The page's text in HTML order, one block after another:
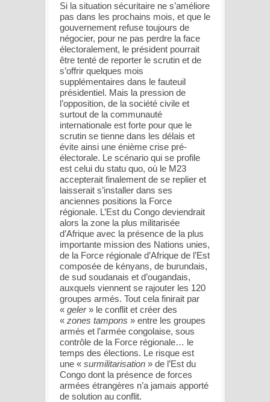
Si la situation sécuritaire ne s’améliore
pas dans les prochains mois, et que le
gouvernement refuse toujours de
négocier, pour ne pas perdre la face
électoralement, le président pourrait
être tenté de reporter le scrutin et de
s’offrir quelques mois
supplémentaires dans le fauteuil
présidentiel. Mais la pression de
l’opposition, de la société civile et
surtout de la communauté
internationale est forte pour que le
scrutin se tienne dans les délais et
évite ainsi une énième crise pré-
électorale. Le scénario qui se profile
est celui du statu quo, où le M23
accepterait finalement de se replier et
laisserait s’installer dans ses
anciennes positions la Force
régionale. L’Est du Congo deviendrait
alors la zone la plus militarisée
d’Afrique avec la présence de la plus
importante mission des Nations unies,
de la Force régionale d’Afrique de l’Est
composée de kényans, de burundais,
de sud soudanais et d’ougandais,
auxquels viennent se rajouter les 120
groupes armés. Tout cela finirait par
« geler» le conflit et créer des
« zones tampons » entre les groupes
armés et l’armée congolaise, sous
contrôle de la Force régionale… le
temps des élections. Le risque est
une « surmilitarisation » de l’Est du
Congo dont la présence de forces
armées étrangères n’a jamais apporté
de solution au conflit.